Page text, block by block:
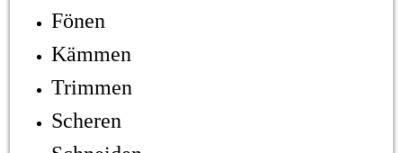
Fönen
Kämmen
Trimmen
Scheren